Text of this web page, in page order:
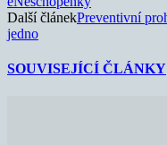
Další článekPreventivní
jedno
SOUVISEJÍCÍ ČLÁNKY